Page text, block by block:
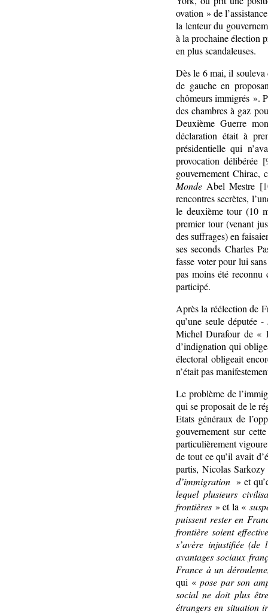
ovation » de
la lenteur du
à la prochaine élection
en plus scandaleuses.
Dès le 6 mai, il souleva
de gauche en
chômeurs immigrés ».
des chambres à gaz
Deuxième Guerre
déclaration était à
présidentielle qui
provocation délibérée [
gouvernement Chirac,
Monde Abel Mestre [
rencontres secrètes,
le deuxième tour (10
premier tour (venant
des suffrages) en
ses seconds Charles
fasse voter pour lui
pas moins été
participé.
Après la réélection de
qu’une seule députée
Michel Durafour de «
d’indignation qui
électoral obligeait
n’était pas
Le problème de
qui se proposait de le
Etats généraux de
gouvernement sur
particulièrement
de tout ce qu’il avait
partis, Nicolas
d’immigration » et
lequel plusieurs
frontières » et la «
puissent rester en
frontière soient
s’avère injustifiée (de
avantages sociaux
France à un
qui «pose par son
social ne doit plus
étrangers en situation